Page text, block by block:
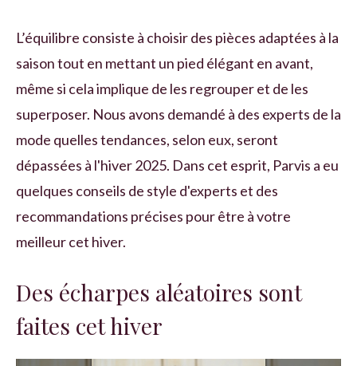
L’équilibre consiste à choisir des pièces adaptées à la
saison tout en mettant un pied élégant en avant,
même si cela implique de les regrouper et de les
superposer. Nous avons demandé à des experts de la
mode quelles tendances, selon eux, seront
dépassées à l'hiver 2025. Dans cet esprit, Parvis a eu
quelques conseils de style d'experts et des
recommandations précises pour être à votre
meilleur cet hiver.
Des écharpes aléatoires sont
faites cet hiver